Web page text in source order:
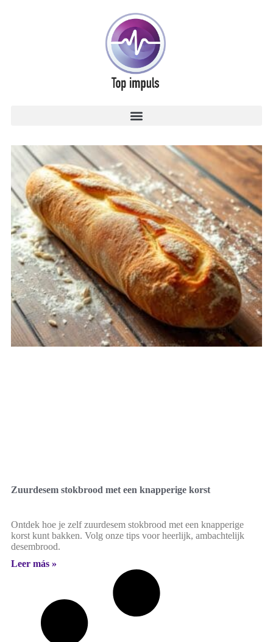
Zuurdesem stokbrood met een knapperige korst
Ontdek hoe je zelf zuurdesem stokbrood met een knapperige
korst kunt bakken. Volg onze tips voor heerlijk, ambachtelijk
desembrood.
Leer más »